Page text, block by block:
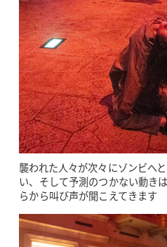
襲われた人々が次々にゾンビへ
い、そして予測のつかない動き
らから叫び声が聞こえてきます